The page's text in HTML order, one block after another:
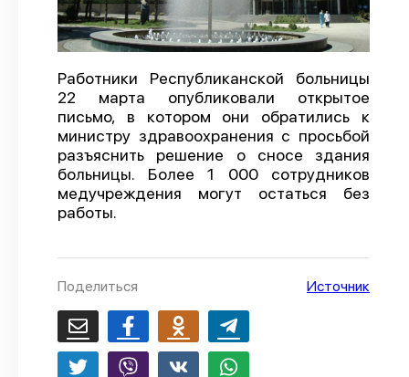
API
О проекте
Политика конфиденциальности
Работники Республиканской больницы
22 марта опубликовали открытое
письмо, в котором они обратились к
министру здравоохранения с просьбой
разъяснить решение о сносе здания
больницы. Более 1 000 сотрудников
медучреждения могут остаться без
работы.
Поделиться Источник